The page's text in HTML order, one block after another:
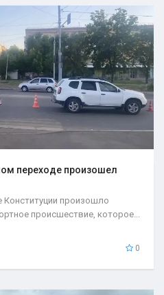
переходе произошел
Конституции произошло
происшествие, которое...
0